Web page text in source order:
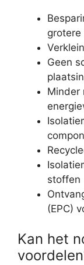
grotere
Geen
Minder
stoffen
(EPC)
Kan het